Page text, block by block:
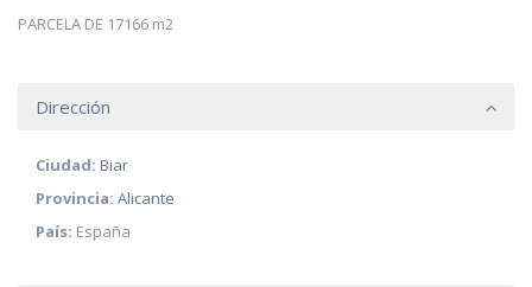
PARCELA DE 17166 m2
Dirección
Ciudad: Biar
Provincia: Alicante
País: España